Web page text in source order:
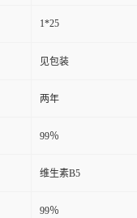
1*25
见包装
两年
99％
维生素B5
99％